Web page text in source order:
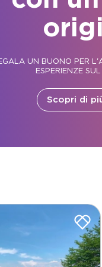
UN BUONO PER
ESPERIENZE
Scopri di